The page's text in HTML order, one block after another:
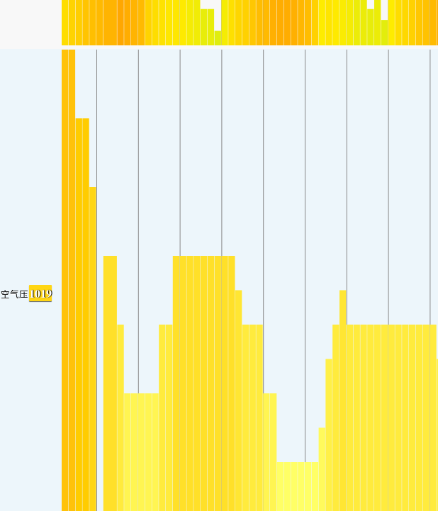
空气压力1019